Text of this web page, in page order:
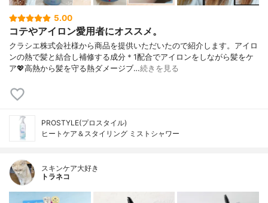
5.00
コテやアイロン愛用者にオススメ。
クラシエ株式会社様から商品を提供いただいたので紹介します。アイロ
ンの熱で髪と結合し補修する成分＊1配合でアイロンをしながら髪をケ
ア💖高熱から髪を守る熱ダメージブ…続きを見る
PROSTYLE(プロスタイル)
ヒートケア＆スタイリング ミストシャワー
スキンケア大好き
トラネコ